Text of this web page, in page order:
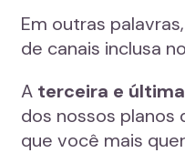
Em outras
de canais inclusa
A terceira e
dos nossos planos
que você mais